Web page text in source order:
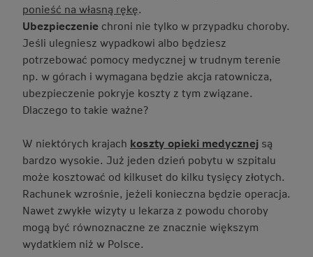
ponieść na własną rękę.
Ubezpieczenie chroni nie tylko w przypadku choroby.
Jeśli ulegniesz wypadkowi albo będziesz
potrzebować pomocy medycznej w trudnym terenie
np. w górach i wymagana będzie akcja ratownicza,
ubezpieczenie pokryje koszty z tym związane.
Dlaczego to takie ważne?
W niektórych krajach koszty opieki medycznej są
bardzo wysokie. Już jeden dzień pobytu w szpitalu
może kosztować od kilkuset do kilku tysięcy złotych.
Rachunek wzrośnie, jeżeli konieczna będzie operacja.
Nawet zwykłe wizyty u lekarza z powodu choroby
mogą być równoznaczne ze znacznie większym
wydatkiem niż w Polsce.